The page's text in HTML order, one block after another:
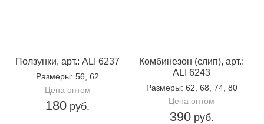
Ползунки, арт.: ALI 6237
Размеры: 56, 62
Цена оптом
180 руб.
Комбинезон (слип), арт.:
ALI 6243
Размеры: 62, 68, 74, 80
Цена оптом
390руб.